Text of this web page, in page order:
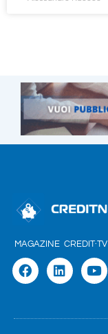
MAGAZINE CREDIT·TV